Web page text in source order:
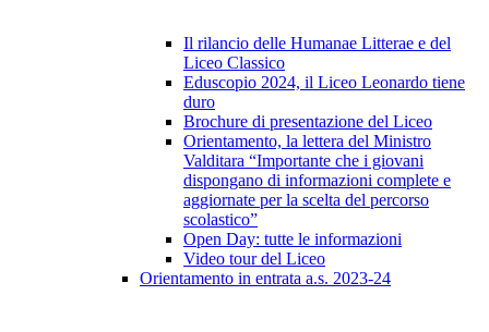
Il rilancio delle Humanae Litterae e del
Liceo Classico
Eduscopio 2024, il Liceo Leonardo tiene
duro
Brochure di presentazione del Liceo
Orientamento, la lettera del Ministro
Valditara “Importante che i giovani
dispongano di informazioni complete e
aggiornate per la scelta del percorso
scolastico”
Open Day: tutte le informazioni
Video tour del Liceo
Orientamento in entrata a.s. 2023-24